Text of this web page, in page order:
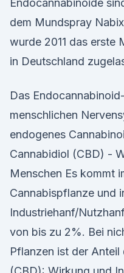
Endocannabinoide
dem Mundspray
wurde 2011 das erste
in Deutschland
Das
menschlichen
endogenes
Cannabidiol (CBD) -
Menschen Es kommt
Cannabispflanze und
Industriehanf/
von bis zu 2%. Bei
Pflanzen ist der